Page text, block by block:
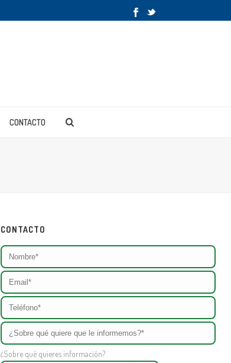
CONTACTO
CONTACTO
¿Sobre qué quieres información?